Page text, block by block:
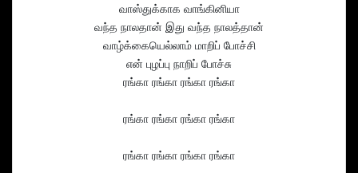
வாஸ்துக்காக வாங்கினியா
வந்த நாலதான் இது வந்த நாலத்தான்
வாழ்க்கையெல்லாம் மாறிப் போச்சி
என் புழப்பு நாறிப் போச்சு
ரங்கா ரங்கா ரங்கா ரங்கா
ரங்கா ரங்கா ரங்கா ரங்கா
ரங்கா ரங்கா ரங்கா ரங்கா